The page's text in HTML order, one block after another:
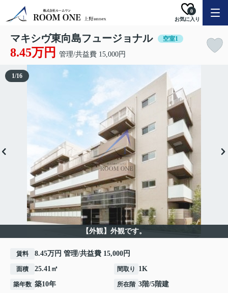
お気に入り
0
マキシヴ東向島フュージョナル 空室1
8.45万円 管理/共益費 15,000円
【外観】外観です。
1/16
賃料 8.45万円 管理/共益費 15,000円
面積 25.41㎡ 間取り 1K
築年数 築10年 所在階 3階/5階建